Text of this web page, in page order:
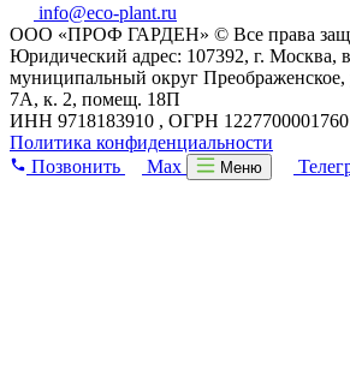
info@eco-plant.ru
ООО «ПРОФ ГАРДЕН» © Все права
Юридический адрес: 107392, г. Москва,
муниципальный округ Преображенское,
7А, к. 2, помещ. 18П
ИНН 9718183910 , ОГРН 1227700001760
Политика конфиденциальности
Позвонить
Max Меню